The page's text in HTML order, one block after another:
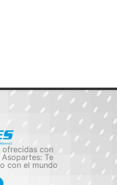
con
Te
con el mundo